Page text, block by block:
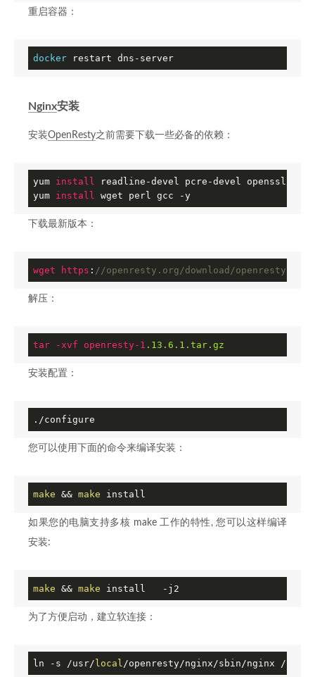
重启容器：
docker restart dns-server
Nginx安装
安装OpenResty之前需要下载一些必备的依赖：
yum install
readline-devel pcre-devel openssl-
yum install wget perl gcc -y
下载最新版本：
wget https : //openresty.org/download/openresty-
解压：
tar -xvf openresty-1 .13 .6 .1 .tar.gz
安装配置：
./configure
您可以使用下面的命令来编译安装：
make && make install
如果您的电脑支持多核 make 工作的特性, 您可以这样编译
安装:
make && make install   -j2
为了方便启动，建立软连接：
ln -s /usr/local /openresty/nginx/sbin/nginx /usr/